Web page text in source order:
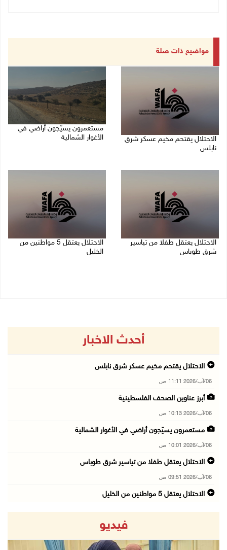
مواضيع ذات صلة
الاحتلال يقتحم مخيم عسكر شرق
نابلس
مستعمرون يسيّجون أراضي في
الأغوار الشمالية
الاحتلال يعتقل طفلا من تياسير
شرق طوباس
الاحتلال يعتقل 5 مواطنين من
الخليل
أحدث الاخبار
الاحتلال يقتحم مخيم عسكر شرق نابلس
06/آب/2026 11:11 ص
أبرز عناوين الصحف الفلسطينية
06/آب/2026 10:13 ص
مستعمرون يسيّجون أراضي في الأغوار الشمالية
06/آب/2026 10:01 ص
الاحتلال يعتقل طفلا من تياسير شرق طوباس
06/آب/2026 09:51 ص
الاحتلال يعتقل 5 مواطنين من الخليل
الذهب عند أعلى مستوى له في 7 أسابيع
06/آب/2026 09:41 ص
فيديو